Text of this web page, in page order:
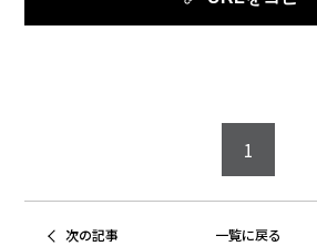
1
次の記事 一覧に戻る